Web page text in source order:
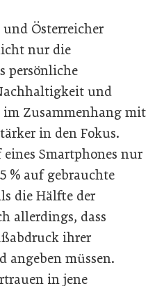
Österreicher
nur die
persönliche
und
Zusammenhang mit
in den Fokus.
Smartphones nur
% auf gebrauchte
die Hälfte der
allerdings, dass
ihrer
angeben müssen.
in jene